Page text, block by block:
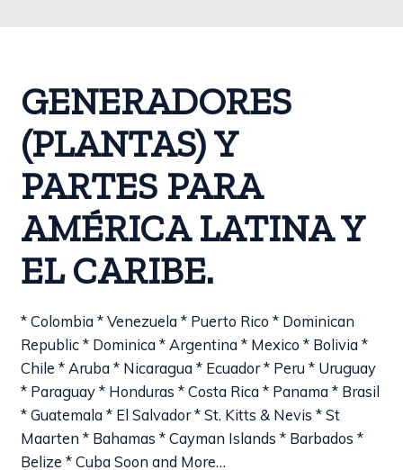
GENERADORES
(PLANTAS) Y
PARTES PARA
AMÉRICA LATINA Y
EL CARIBE.
* Colombia * Venezuela * Puerto Rico * Dominican
Republic * Dominica * Argentina * Mexico * Bolivia *
Chile * Aruba * Nicaragua * Ecuador * Peru * Uruguay
* Paraguay * Honduras * Costa Rica * Panama * Brasil
* Guatemala * El Salvador * St. Kitts & Nevis * St
Maarten * Bahamas * Cayman Islands * Barbados *
Belize * Cuba Soon and More…